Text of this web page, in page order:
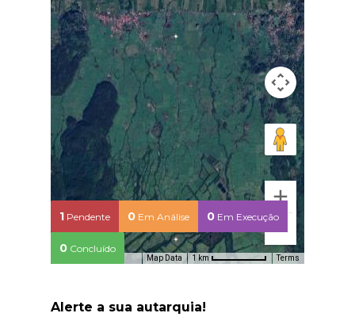
Map Data 1 km Terms
1 Pendente 0 Em Análise 0 Em Execução
0 Concluído
Alerte a sua autarquia!